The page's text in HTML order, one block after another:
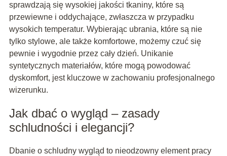
sprawdzają się wysokiej jakości tkaniny, które są
przewiewne i oddychające, zwłaszcza w przypadku
wysokich temperatur. Wybierając ubrania, które są nie
tylko stylowe, ale także komfortowe, możemy czuć się
pewnie i wygodnie przez cały dzień. Unikanie
syntetycznych materiałów, które mogą powodować
dyskomfort, jest kluczowe w zachowaniu profesjonalnego
wizerunku.
Jak dbać o wygląd – zasady
schludności i elegancji?
Dbanie o schludny wygląd to nieodzowny element pracy